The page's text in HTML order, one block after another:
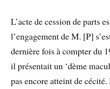
L’acte de cession de parts
l’engagement de M. [P]
dernière fois à compter du
il présentait un ‘dème
pas encore atteint de